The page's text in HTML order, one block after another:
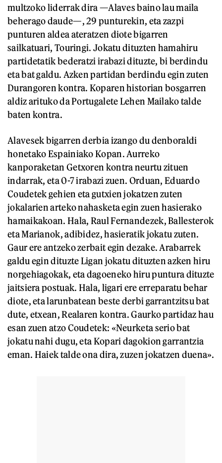
multzoko liderrak dira —Alaves baino lau maila
beherago daude—, 29 punturekin, eta zazpi
punturen aldea ateratzen diote bigarren
sailkatuari, Touringi. Jokatu dituzten hamahiru
partidetatik bederatzi irabazi dituzte, bi berdindu
eta bat galdu. Azken partidan berdindu egin zuten
Durangoren kontra. Koparen historian bosgarren
aldiz arituko da Portugalete Lehen Mailako talde
baten kontra.
Alavesek bigarren derbia izango du denboraldi
honetako Espainiako Kopan. Aurreko
kanporaketan Getxoren kontra neurtu zituen
indarrak, eta 0-7 irabazi zuen. Orduan, Eduardo
Coudetek gehien eta gutxien jokatzen zuten
jokalarien arteko nahasketa egin zuen hasierako
hamaikakoan. Hala, Raul Fernandezek, Ballesterok
eta Marianok, adibidez, hasieratik jokatu zuten.
Gaur ere antzeko zerbait egin dezake. Arabarrek
galdu egin dituzte Ligan jokatu dituzten azken hiru
norgehiagokak, eta dagoeneko hiru puntura dituzte
jaitsiera postuak. Hala, ligari ere erreparatu behar
diote, eta larunbatean beste derbi garrantzitsu bat
dute, etxean, Realaren kontra. Gaurko partidaz hau
esan zuen atzo Coudetek: «Neurketa serio bat
jokatu nahi dugu, eta Kopari dagokion garrantzia
eman. Haiek talde ona dira, zuzen jokatzen duena».